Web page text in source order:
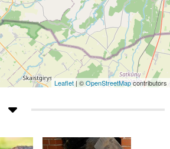
Leaflet | ©OpenStreetMapcontributors